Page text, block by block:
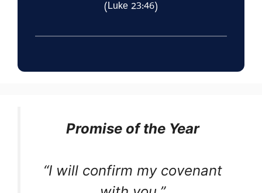
(Luke 23:46)
Promise of the Year
“I will confirm my covenant